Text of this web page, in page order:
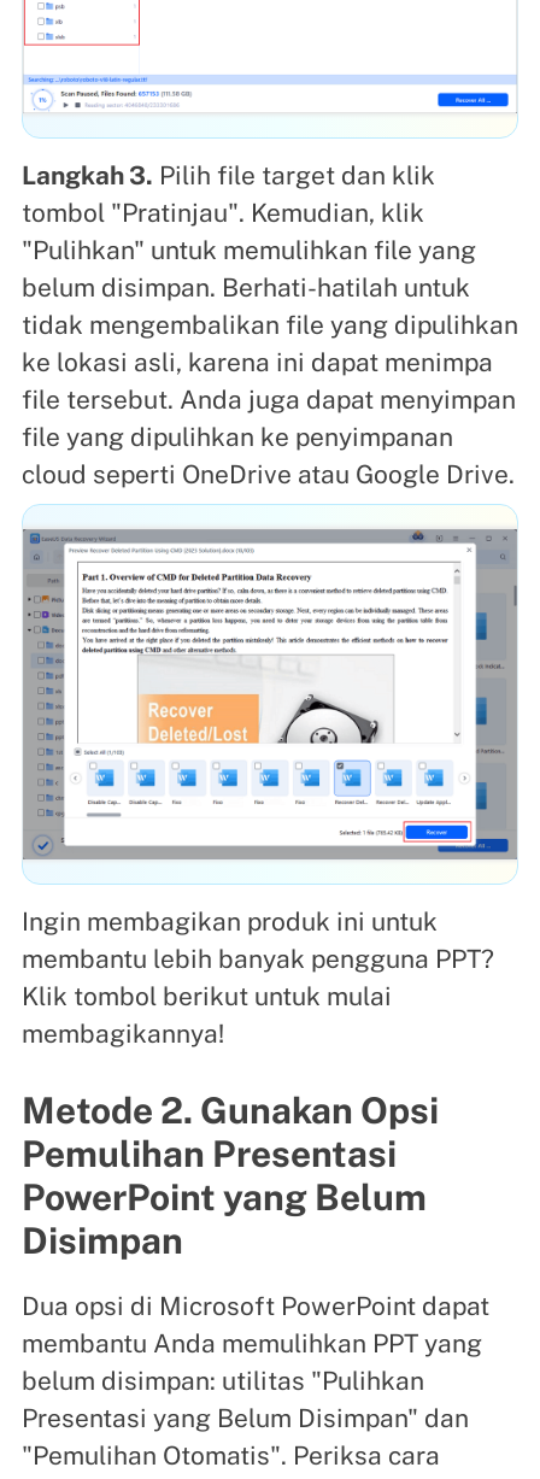
Langkah 3. Pilih file target dan klik
tombol "Pratinjau". Kemudian, klik
"Pulihkan" untuk memulihkan file yang
belum disimpan. Berhati-hatilah untuk
tidak mengembalikan file yang dipulihkan
ke lokasi asli, karena ini dapat menimpa
file tersebut. Anda juga dapat menyimpan
file yang dipulihkan ke penyimpanan
cloud seperti OneDrive atau Google Drive.
Ingin membagikan produk ini untuk
membantu lebih banyak pengguna PPT?
Klik tombol berikut untuk mulai
membagikannya!
Metode 2. Gunakan Opsi
Pemulihan Presentasi
PowerPoint yang Belum
Disimpan
Dua opsi di Microsoft PowerPoint dapat
membantu Anda memulihkan PPT yang
belum disimpan: utilitas "Pulihkan
Presentasi yang Belum Disimpan" dan
"Pemulihan Otomatis". Periksa cara